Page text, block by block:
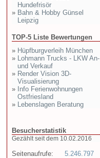
Hundefrisör
» Bahn & Hobby Günsel
Leipzig
TOP-5 Liste Bewertungen
» Hüpfburgverleih München
» Lohmann Trucks - LKW An-
und Verkauf
» Render Vision 3D-
Visualisierung
» Info Ferienwohnungen
Ostfriesland
» Lebenslagen Beratung
Besucherstatistik
Gezählt seit dem 10.02.2016
Seitenaufrufe:
5.246.797